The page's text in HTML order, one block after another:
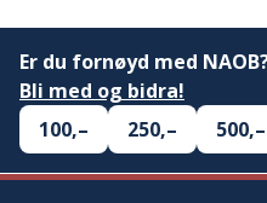
Er du fornøyd med
Bli med og bidra!
100,–
250,– 500,–